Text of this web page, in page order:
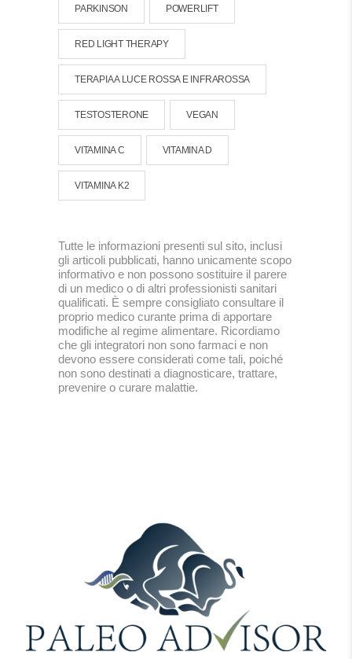
PARKINSON POWERLIFT
RED LIGHT THERAPY
TERAPIA A LUCE ROSSA E INFRAROSSA
TESTOSTERONE VEGAN
VITAMINA C VITAMINA D
VITAMINA K2
Tutte le informazioni presenti sul sito, inclusi
gli articoli pubblicati, hanno unicamente scopo
informativo e non possono sostituire il parere
di un medico o di altri professionisti sanitari
qualificati. È sempre consigliato consultare il
proprio medico curante prima di apportare
modifiche al regime alimentare. Ricordiamo
che gli integratori non sono farmaci e non
devono essere considerati come tali, poiché
non sono destinati a diagnosticare, trattare,
prevenire o curare malattie.